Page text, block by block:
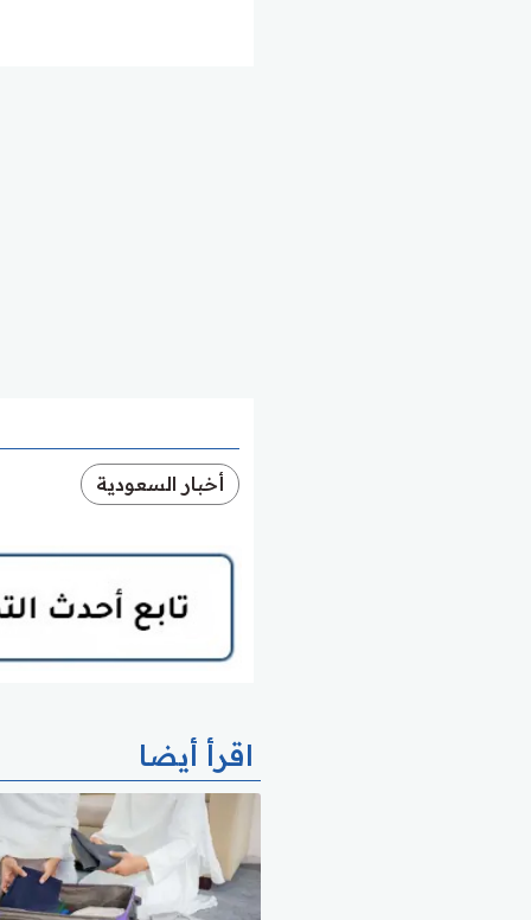
أخبار السعودية
اقرأ أيضا